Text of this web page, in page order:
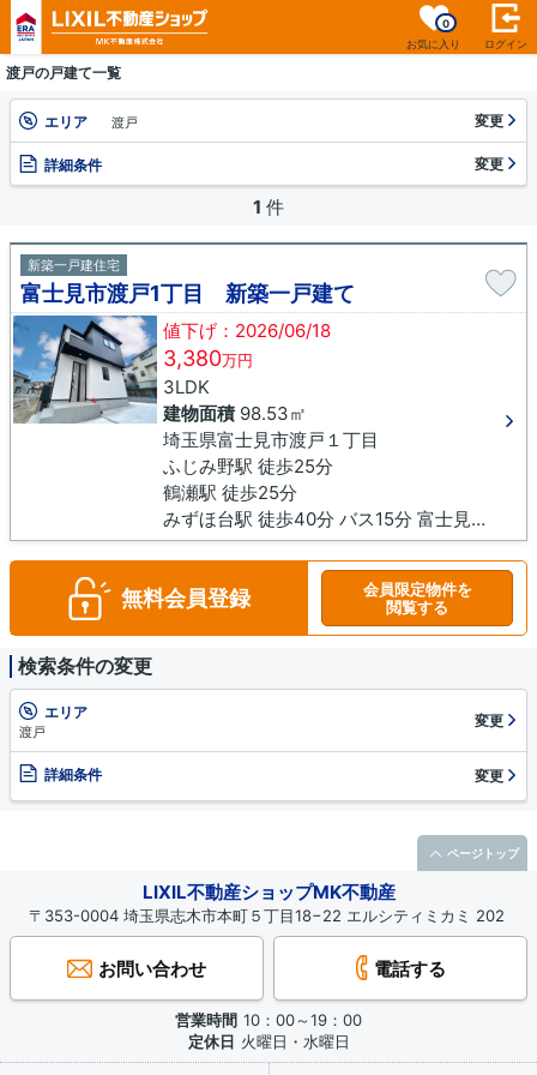
お気に入り
0
ログイン
渡戸の戸建て一覧
エリア 渡戸 変更
詳細条件 変更
1 件
新築一戸建住宅
富士見市渡戸1丁目 新築一戸建て
値下げ：2026/06/18
3,380万円
3LDK
建物面積98.53㎡
埼玉県富士見市渡戸１丁目
ふじみ野駅 徒歩25分
鶴瀬駅 徒歩25分
みずほ台駅 徒歩40分 バス15分 富士見市役所下車 徒歩18分
無料会員登録
会員限定物件を
閲覧する
検索条件の変更
エリア
渡戸
変更
詳細条件 変更
LIXIL不動産ショップMK不動産
〒353-0004 埼玉県志木市本町５丁目18−22 エルシティミカミ 202
お問い合わせ 電話する
営業時間 10：00～19：00
定休日 火曜日・水曜日
ページトップ